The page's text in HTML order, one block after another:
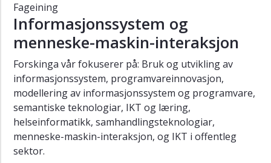
Data
og
kunstig
intelligens
Fargelabben
Informasjonssystem
og
menneske-
maskin-
interaksjon
Fageining
Informasjonssystem og
menneske-maskin-interaksjon
Forskinga vår fokuserer på: Bruk og utvikling av
informasjonssystem, programvareinnovasjon,
modellering av informasjonssystem og programvare,
semantiske teknologiar, IKT og læring,
helseinformatikk, samhandlingsteknologiar,
menneske-maskin-interaksjon, og IKT i offentleg
sektor.